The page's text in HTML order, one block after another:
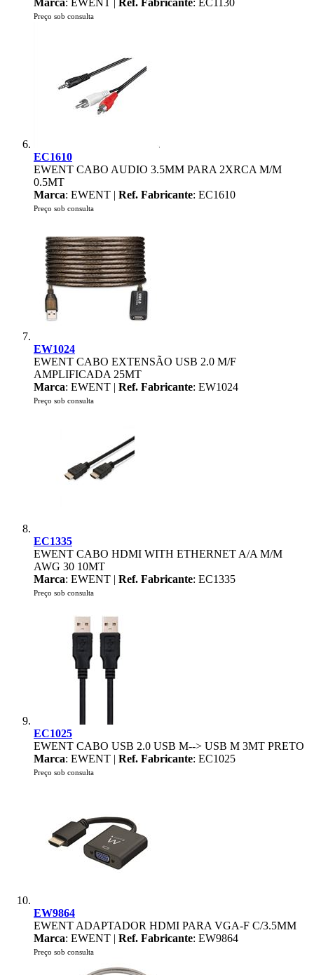
Marca: EWENT | Ref. Fabricante: EC1130
Preço sob consulta
EC1610
EWENT CABO AUDIO 3.5MM PARA 2XRCA M/M
0.5MT
Marca: EWENT | Ref. Fabricante: EC1610
Preço sob consulta
EW1024
EWENT CABO EXTENSÃO USB 2.0 M/F
AMPLIFICADA 25MT
Marca: EWENT | Ref. Fabricante: EW1024
Preço sob consulta
EC1335
EWENT CABO HDMI WITH ETHERNET A/A M/M
AWG 30 10MT
Marca: EWENT | Ref. Fabricante: EC1335
Preço sob consulta
EC1025
EWENT CABO USB 2.0 USB M--> USB M 3MT PRETO
Marca: EWENT | Ref. Fabricante: EC1025
Preço sob consulta
EW9864
EWENT ADAPTADOR HDMI PARA VGA-F C/3.5MM
Marca: EWENT | Ref. Fabricante: EW9864
Preço sob consulta